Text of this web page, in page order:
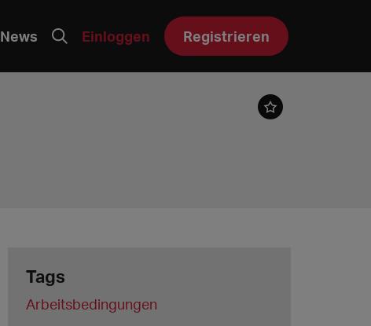
News Einloggen Registrieren
Tags
Arbeitsbedingungen